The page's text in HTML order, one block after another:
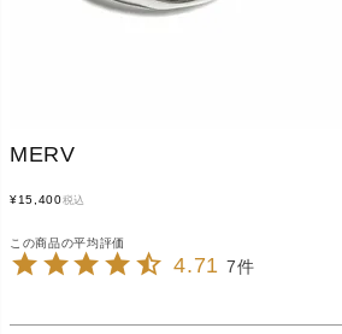
MERV
¥15,400税込
4.71 7